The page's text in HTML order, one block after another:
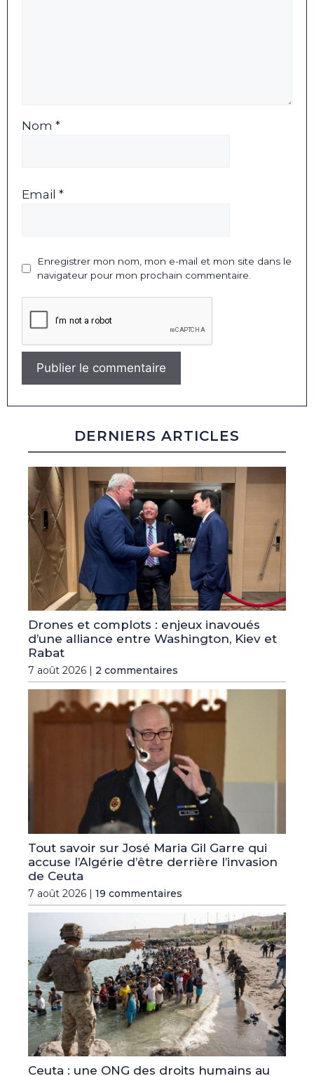
Nom *
Email *
Enregistrer mon nom, mon e-mail et mon site dans le
navigateur pour mon prochain commentaire.
DERNIERS ARTICLES
Drones et complots : enjeux inavoués
d’une alliance entre Washington, Kiev et
Rabat
7 août 2026 | 2 commentaires
Tout savoir sur José Maria Gil Garre qui
accuse l’Algérie d’être derrière l’invasion
de Ceuta
7 août 2026 | 19 commentaires
Ceuta : une ONG des droits humains au